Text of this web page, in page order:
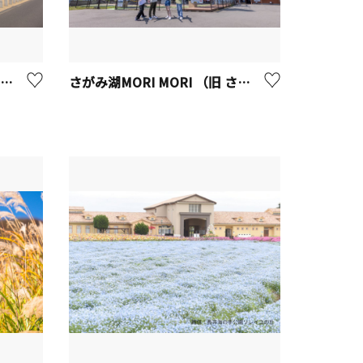
海老名サービスエリア（海老名SA） さがみ湖MORI MORI （旧 さがみ湖リゾートプレジャーフォレスト)【相模原市】